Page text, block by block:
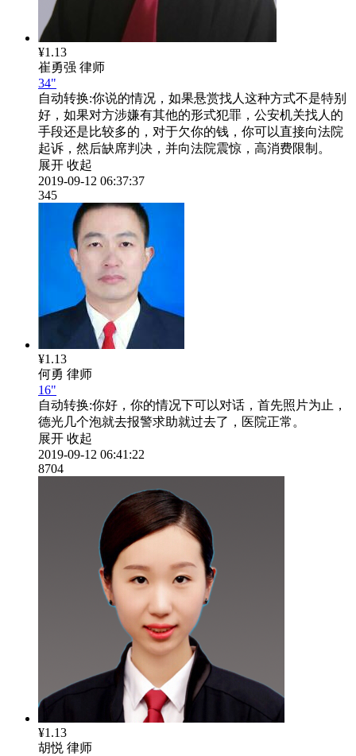
¥1.13
崔勇强 律师
34"
自动转换:你说的情况，如果悬赏找人这种方式不是特别
好，如果对方涉嫌有其他的形式犯罪，公安机关找人的
手段还是比较多的，对于欠你的钱，你可以直接向法院
起诉，然后缺席判决，并向法院震惊，高消费限制。
展开 收起
2019-09-12 06:37:37
345
¥1.13
何勇 律师
16"
自动转换:你好，你的情况下可以对话，首先照片为止，
德光几个泡就去报警求助就过去了，医院正常。
展开 收起
2019-09-12 06:41:22
8704
¥1.13
胡悦 律师